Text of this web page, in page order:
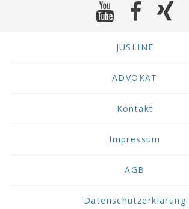
JUSLINE
ADVOKAT
Kontakt
Impressum
AGB
Datenschutzerklärung